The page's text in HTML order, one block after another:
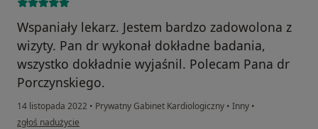
Wspaniały lekarz. Jestem bardzo zadowolona z
wizyty. Pan dr wykonał dokładne badania,
wszystko dokładnie wyjaśnil. Polecam Pana dr
Porczynskiego.
14 listopada 2022 • Prywatny Gabinet Kardiologiczny • Inny •
w opinii użytkownika Agnieszka
zgłoś nadużycie